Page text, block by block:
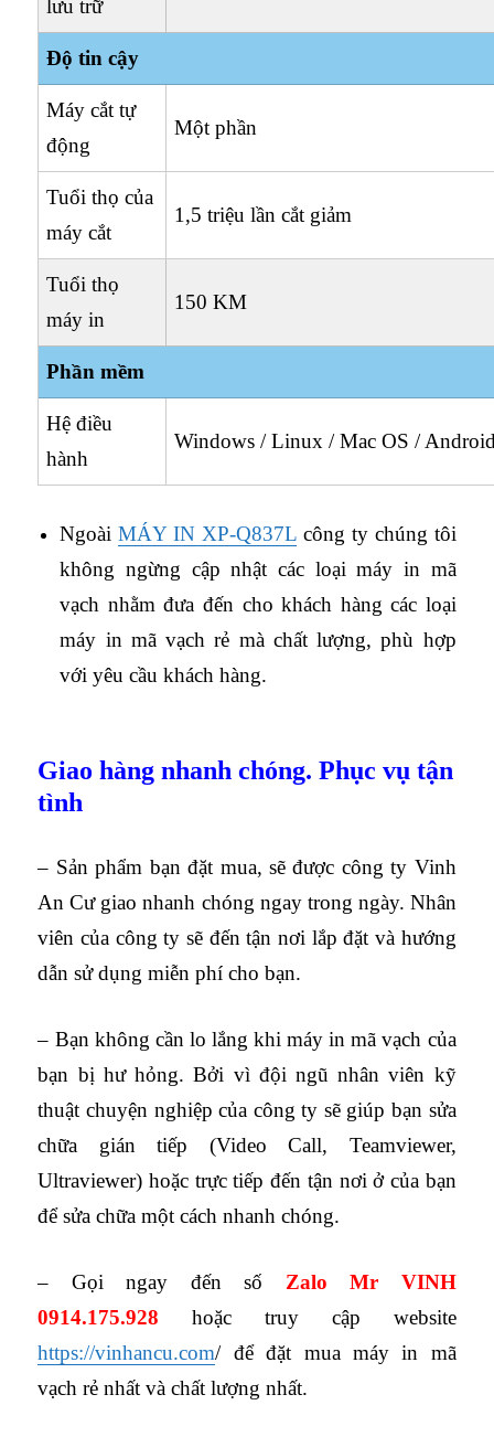
lưu trữ
Độ tin cậy
Máy cắt tự
động
Một phần
Tuổi thọ của
máy cắt
1,5 triệu lần cắt giảm
Tuổi thọ
máy in
150 KM
Phần mềm
Hệ điều
hành
Windows / Linux / Mac OS /
NgoàiMÁY IN XP-Q837L công ty chúng tôi
không ngừng cập nhật các loại máy in mã
vạch nhằm đưa đến cho khách hàng các loại
máy in mã vạch rẻ mà chất lượng, phù hợp
với yêu cầu khách hàng.
Giao hàng nhanh chóng. Phục vụ tận
tình
– Sản phẩm bạn đặt mua, sẽ được công ty Vinh
An Cư giao nhanh chóng ngay trong ngày. Nhân
viên của công ty sẽ đến tận nơi lắp đặt và hướng
dẫn sử dụng miễn phí cho bạn.
– Bạn không cần lo lắng khi máy in mã vạch của
bạn bị hư hỏng. Bởi vì đội ngũ nhân viên kỹ
thuật chuyện nghiệp của công ty sẽ giúp bạn sửa
chữa gián tiếp (Video Call, Teamviewer,
Ultraviewer) hoặc trực tiếp đến tận nơi ở của bạn
để sửa chữa một cách nhanh chóng.
– Gọi ngay đến số Zalo Mr VINH
0914.175.928 hoặc truy cập website
https://vinhancu.com/để đặt mua máy in mã
vạch rẻ nhất và chất lượng nhất.